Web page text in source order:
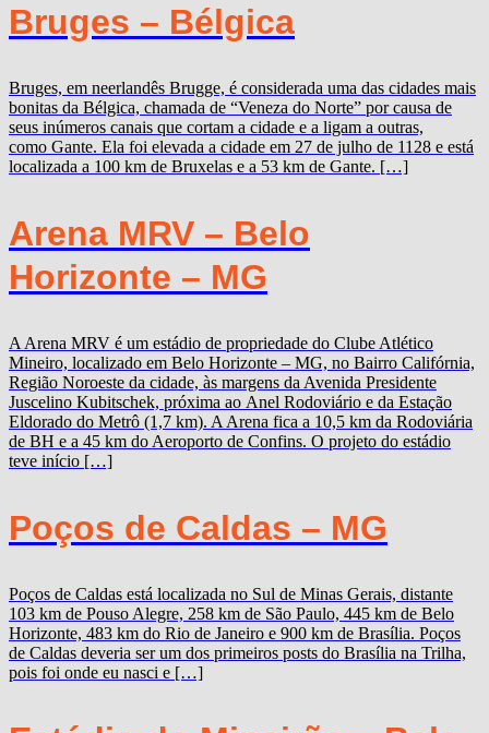
Bruges – Bélgica
Bruges, em neerlandês Brugge, é considerada uma das cidades mais
bonitas da Bélgica, chamada de “Veneza do Norte” por causa de
seus inúmeros canais que cortam a cidade e a ligam a outras,
como Gante. Ela foi elevada a cidade em 27 de julho de 1128 e está
localizada a 100 km de Bruxelas e a 53 km de Gante. […]
Arena MRV – Belo
Horizonte – MG
A Arena MRV é um estádio de propriedade do Clube Atlético
Mineiro, localizado em Belo Horizonte – MG, no Bairro Califórnia,
Região Noroeste da cidade, às margens da Avenida Presidente
Juscelino Kubitschek, próxima ao Anel Rodoviário e da Estação
Eldorado do Metrô (1,7 km). A Arena fica a 10,5 km da Rodoviária
de BH e a 45 km do Aeroporto de Confins. O projeto do estádio
teve início […]
Poços de Caldas – MG
Poços de Caldas está localizada no Sul de Minas Gerais, distante
103 km de Pouso Alegre, 258 km de São Paulo, 445 km de Belo
Horizonte, 483 km do Rio de Janeiro e 900 km de Brasília. Poços
de Caldas deveria ser um dos primeiros posts do Brasília na Trilha,
pois foi onde eu nasci e […]